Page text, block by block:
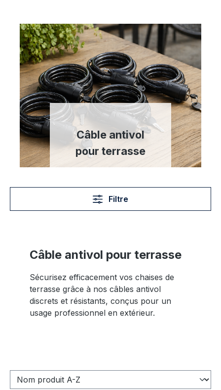
Câble antivol
pour terrasse
Filtre
Câble antivol pour terrasse
Sécurisez efficacement vos chaises de
terrasse grâce à nos câbles antivol
discrets et résistants, conçus pour un
usage professionnel en extérieur.